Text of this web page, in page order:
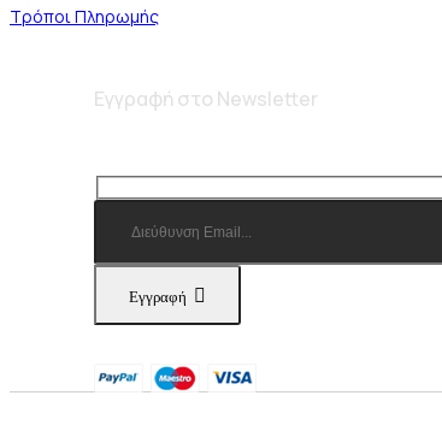
Τρόποι Πληρωμής
Εγγραφή στο Newsletter
Εγγραφή